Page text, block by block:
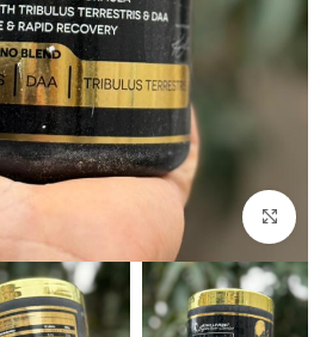
برای بزرگنمایی کلیک کنید